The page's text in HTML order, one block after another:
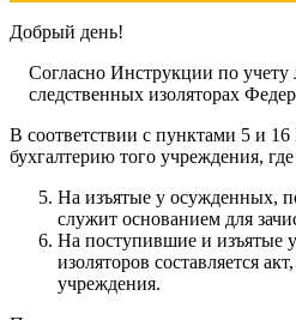
Добрый день!
Согласно Инструкции по
следственных изоляторах
В соответствии с пунктами 5 и
бухгалтерию того учреждения,
На изъятые у осужденных,
служит основанием для
На поступившие и изъятые
изоляторов составляется
учреждения.